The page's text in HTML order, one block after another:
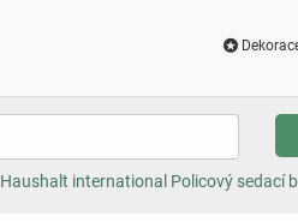
Haushalt international Policový sedací